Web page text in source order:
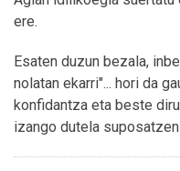
ere.
Esaten duzun bezala,
nolatan ekarri"... hori da
konfidantza eta beste
izango dutela